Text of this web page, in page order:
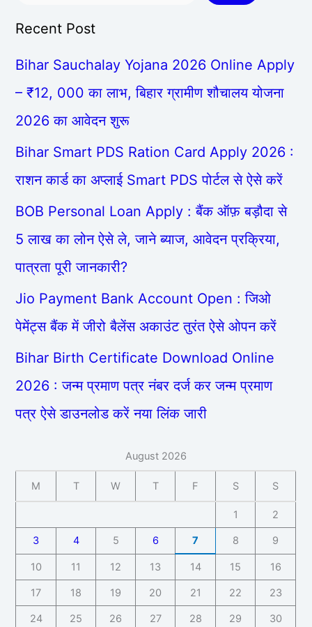
Recent Post
Bihar Sauchalay Yojana 2026 Online Apply
– ₹12, 000 का लाभ, बिहार ग्रामीण शौचालय योजना
2026 का आवेदन शुरू
Bihar Smart PDS Ration Card Apply 2026 :
राशन कार्ड का अप्लाई Smart PDS पोर्टल से ऐसे करें
BOB Personal Loan Apply : बैंक ऑफ़ बड़ौदा से
5 लाख का लोन ऐसे ले, जाने ब्याज, आवेदन प्रक्रिया,
पात्रता पूरी जानकारी?
Jio Payment Bank Account Open : जिओ
पेमेंट्स बैंक में जीरो बैलेंस अकाउंट तुरंत ऐसे ओपन करें
Bihar Birth Certificate Download Online
2026 : जन्म प्रमाण पत्र नंबर दर्ज कर जन्म प्रमाण
पत्र ऐसे डाउनलोड करें नया लिंक जारी
August 2026
M T W T F S S
1 2
3 4 5 6 7 8 9
10 11 12 13 14 15 16
17 18 19 20 21 22 23
24 25 26 27 28 29 30